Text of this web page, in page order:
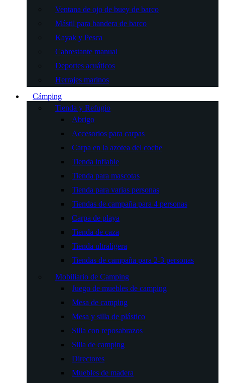
Ventana de ojo de buey de barco
Mástil para bandera de barco
Kayak y Pesca
Cabrestante manual
Deportes acuáticos
Herrajes marinos
Cámping
Tienda y Refugio
Abrigo
Accesorios para carpas
Carpa en la azotea del coche
Tienda inflable
Tienda para mascotas
Tienda para varias personas
Tiendas de campaña para 4 personas
Carpa de playa
Tienda de caza
Tienda ultraligera
Tiendas de campaña para 2-3 personas
Mobiliario de Camping
Juego de muebles de camping
Mesa de camping
Mesa y silla de plástico
Silla con reposabrazos
Silla de camping
Directores
Muebles de madera